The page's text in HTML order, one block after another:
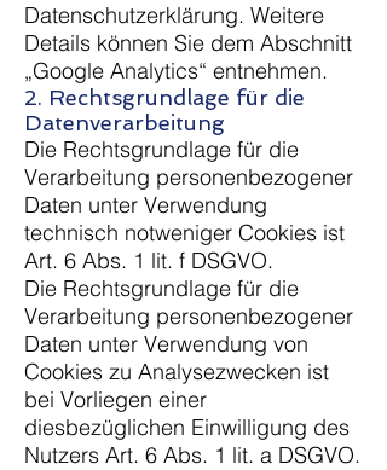
Datenschutzerklärung. Weitere
Details können Sie dem Abschnitt
„Google Analytics“ entnehmen.
2. Rechtsgrundlage für die
Datenverarbeitung
Die Rechtsgrundlage für die
Verarbeitung personenbezogener
Daten unter Verwendung
technisch notweniger Cookies ist
Art. 6 Abs. 1 lit. f DSGVO.
Die Rechtsgrundlage für die
Verarbeitung personenbezogener
Daten unter Verwendung von
Cookies zu Analysezwecken ist
bei Vorliegen einer
diesbezüglichen Einwilligung des
Nutzers Art. 6 Abs. 1 lit. a DSGVO.